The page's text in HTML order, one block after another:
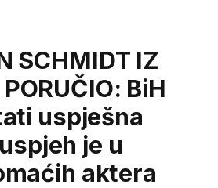
SCHMIDT IZ
BiH
uspješna
je u
aktera